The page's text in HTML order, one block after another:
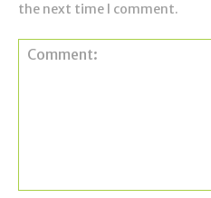
the next time I comment.